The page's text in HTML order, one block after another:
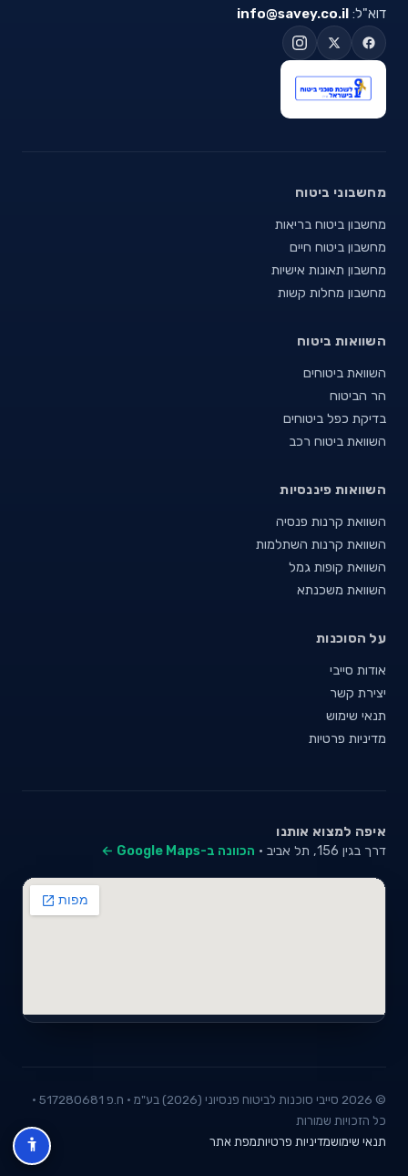
דוא"ל: info@savey.co.il
מחשבוני ביטוח
מחשבון ביטוח בריאות
מחשבון ביטוח חיים
מחשבון תאונות אישיות
מחשבון מחלות קשות
השוואות ביטוח
השוואת ביטוחים
הר הביטוח
בדיקת כפל ביטוחים
השוואת ביטוח רכב
השוואות פיננסיות
השוואת קרנות פנסיה
השוואת קרנות השתלמות
השוואת קופות גמל
השוואת משכנתא
על הסוכנות
אודות סייבי
יצירת קשר
תנאי שימוש
מדיניות פרטיות
איפה למצוא אותנו
דרך בגין 156, תל אביב · הכוונה ב-Google Maps ←
© 2026 סייבי סוכנות לביטוח פנסיוני (2026) בע"מ · ח.פ 517280681 ·
כל הזכויות שמורות
תנאי שימושמדיניות פרטיותמפת אתר